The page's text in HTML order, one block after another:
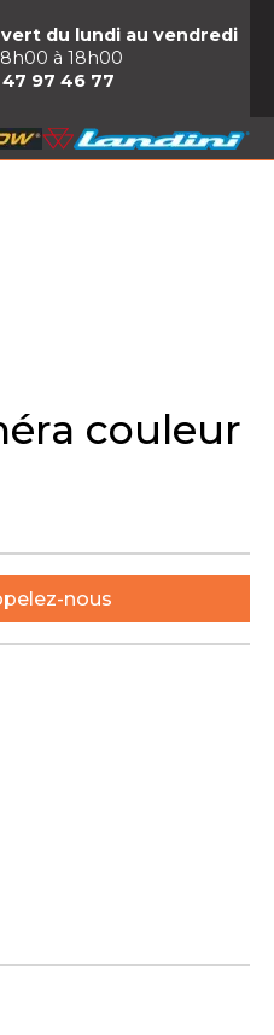
du lundi au vendredi
à 18h00
97 46 77
couleur
nous